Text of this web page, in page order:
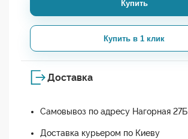
Купить
Купить в 1 клик
Доставка
Самовывоз по адресу Нагорная 27Б
Доставка курьером по Киеву